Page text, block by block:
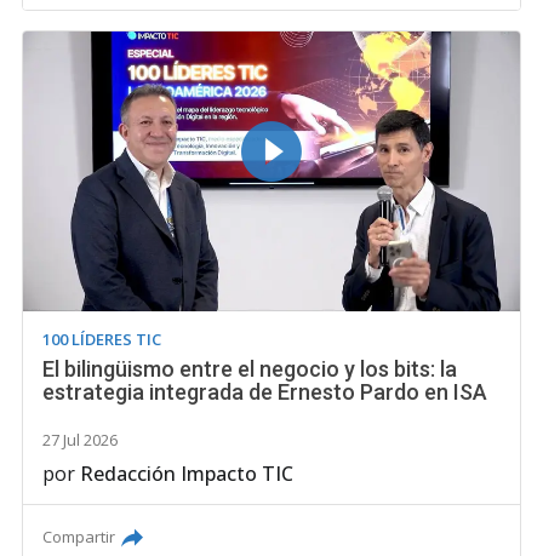
100 LÍDERES TIC
El bilingüismo entre el negocio y los bits: la
estrategia integrada de Ernesto Pardo en ISA
27 Jul 2026
por Redacción Impacto TIC
Compartir